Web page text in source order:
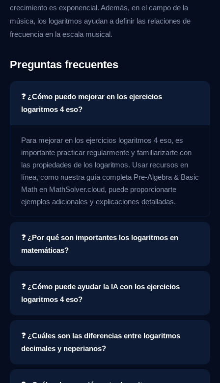
crecimiento es exponencial. Además, en el campo de la
música, los logaritmos ayudan a definir las relaciones de
frecuencia en la escala musical.
Preguntas frecuentes
❓ ¿Cómo puedo mejorar en los ejercicios
logaritmos 4 eso?
Para mejorar en los ejercicios logaritmos 4 eso, es
importante practicar regularmente y familiarizarte con
las propiedades de los logaritmos. Usar recursos en
línea, como nuestra guía completa Pre-Algebra & Basic
Math en MathSolver.cloud, puede proporcionarte
ejemplos adicionales y explicaciones detalladas.
❓ ¿Por qué son importantes los logaritmos en
matemáticas?
❓ ¿Cómo puede ayudar la IA con los ejercicios
logaritmos 4 eso?
❓ ¿Cuáles son las diferencias entre logaritmos
decimales y neperianos?